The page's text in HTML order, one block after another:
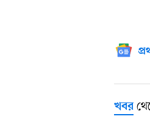
খবর